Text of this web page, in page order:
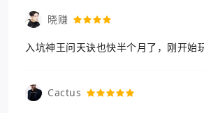
晓赚
入坑神王问天诀也快半个月了，刚开
Cactus